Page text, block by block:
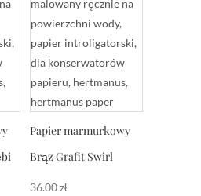
Papier marmurkowy
Brąz Grafit Swirl
36.00zł